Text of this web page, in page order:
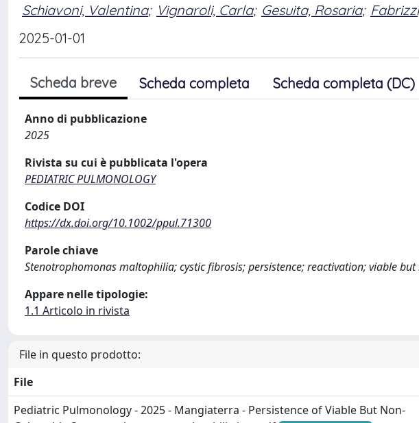
Schiavoni, Valentina; Vignaroli, Carla; Gesuita, Rosaria;
2025-01-01
Scheda breve Scheda completa Scheda completa (DC)
Anno di pubblicazione
2025
Rivista su cui è pubblicata l'opera
PEDIATRIC PULMONOLOGY
Codice DOI
https://dx.doi.org/10.1002/ppul.71300
Parole chiave
Stenotrophomonas maltophilia; cystic fibrosis; persistence; reactivation; viable
Appare nelle tipologie:
1.1 Articolo in rivista
File in questo prodotto:
File
Pediatric Pulmonology - 2025 - Mangiaterra - Persistence of Viable But Non‐